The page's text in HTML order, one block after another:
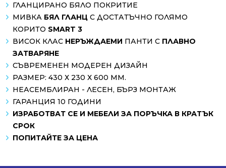
ГЛАНЦИРАНО БЯЛО ПОКРИТИЕ
МИВКА БЯЛ ГЛАНЦ С ДОСТАТЪЧНО ГОЛЯМО
КОРИТО SMART 3
ВИСОК КЛАС НЕРЪЖДАЕМИ ПАНТИ С ПЛАВНО
ЗАТВАРЯНЕ
СЪВРЕМЕНЕН МОДЕРЕН ДИЗАЙН
РАЗМЕР: 430 Х 230 Х 600 ММ.
НЕАСЕМБЛИРАН - ЛЕСЕН, БЪРЗ МОНТАЖ
ГАРАНЦИЯ 10 ГОДИНИ
ИЗРАБОТВАТ СЕ И МЕБЕЛИ ЗА ПОРЪЧКА В КРАТЪК
СРОК
ПОПИТАЙТЕ ЗА ЦЕНА